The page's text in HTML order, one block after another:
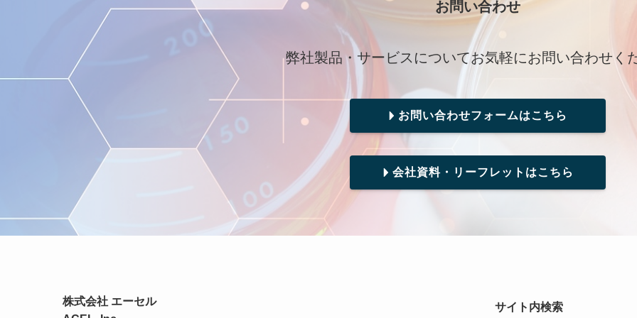
お問い合わせ
弊社製品・サービスについてお気軽にお問い合わせく
お問い合わせフォームはこちら
会社資料・リーフレットはこちら
株式会社 エーセル
サイト内検索